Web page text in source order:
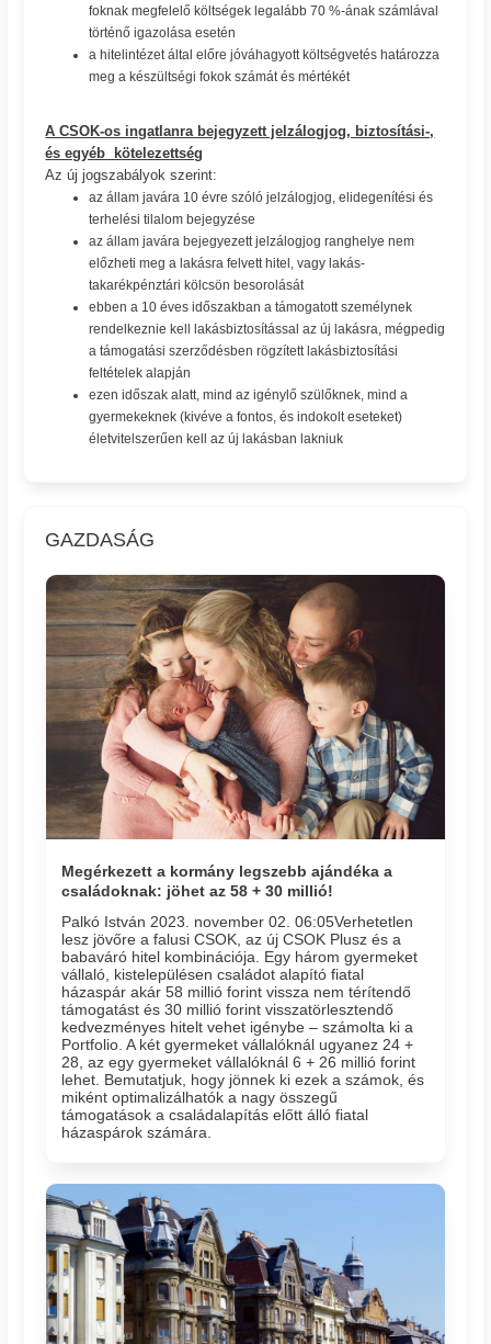
foknak megfelelő költségek legalább 70 %-ának számlával
történő igazolása esetén
a hitelintézet által előre jóváhagyott költségvetés határozza
meg a készültségi fokok számát és mértékét
A CSOK-os ingatlanra bejegyzett jelzálogjog, biztosítási-,
és egyéb kötelezettség
Az új jogszabályok szerint:
az állam javára 10 évre szóló jelzálogjog, elidegenítési és
terhelési tilalom bejegyzése
az állam javára bejegyezett jelzálogjog ranghelye nem
előzheti meg a lakásra felvett hitel, vagy lakás-
takarékpénztári kölcsön besorolását
ebben a 10 éves időszakban a támogatott személynek
rendelkeznie kell lakásbiztosítással az új lakásra, mégpedig
a támogatási szerződésben rögzített lakásbiztosítási
feltételek alapján
ezen időszak alatt, mind az igénylő szülőknek, mind a
gyermekeknek (kivéve a fontos, és indokolt eseteket)
életvitelszerűen kell az új lakásban lakniuk
GAZDASÁG
Megérkezett a kormány legszebb ajándéka a
családoknak: jöhet az 58 + 30 millió!
Palkó István 2023. november 02. 06:05​Verhetetlen
lesz jövőre a falusi CSOK, az új CSOK Plusz és a
babaváró hitel kombinációja. Egy három gyermeket
vállaló, kistelepülésen családot alapító fiatal
házaspár akár 58 millió forint vissza nem térítendő
támogatást és 30 millió forint visszatörlesztendő
kedvezményes hitelt vehet igénybe – számolta ki a
Portfolio. A két gyermeket vállalóknál ugyanez 24 +
28, az egy gyermeket vállalóknál 6 + 26 millió forint
lehet. Bemutatjuk, hogy jönnek ki ezek a számok, és
miként optimalizálhatók a nagy összegű
támogatások a családalapítás előtt álló fiatal
házaspárok számára.